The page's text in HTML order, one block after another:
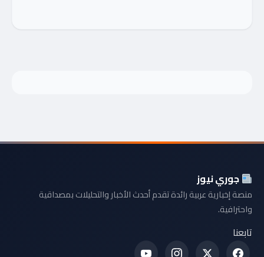
جوري نيوز
منصة إخبارية عربية رائدة تقدم أحدث الأخبار والتحليلات بمصداقية
واحترافية.
تابعنا